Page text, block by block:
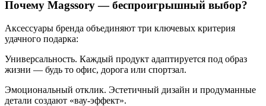
Почему Magssory — беспроигрышный выбор?
Аксессуары бренда объединяют три ключевых критерия
удачного подарка:
Универсальность. Каждый продукт адаптируется под образ
жизни — будь то офис, дорога или спортзал.
Эмоциональный отклик. Эстетичный дизайн и продуманные
детали создают «вау-эффект».